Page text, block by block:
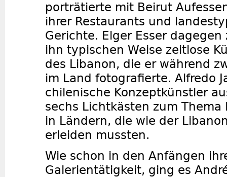
porträtierte mit Beirut
ihrer Restaurants und
Gerichte. Elger Esser
ihn typischen Weise zeitlose
des Libanon, die er während
im Land fotografierte. Alfredo
chilenische Konzeptkünstler
sechs Lichtkästen zum Thema
in Ländern, die wie der
erleiden mussten.
Wie schon in den Anfängen
Galerientätigkeit, ging es